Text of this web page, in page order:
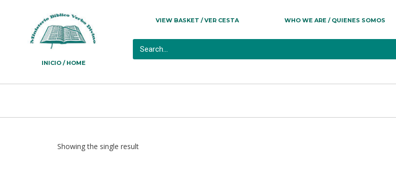
INICIO / HOME
VIEW BASKET / VER CESTA WHO WE ARE / QUIENES SOMOS
Showing the single result